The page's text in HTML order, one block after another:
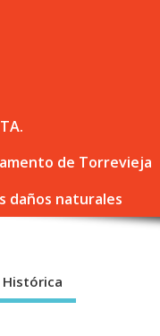
de Torrevieja
daños naturales